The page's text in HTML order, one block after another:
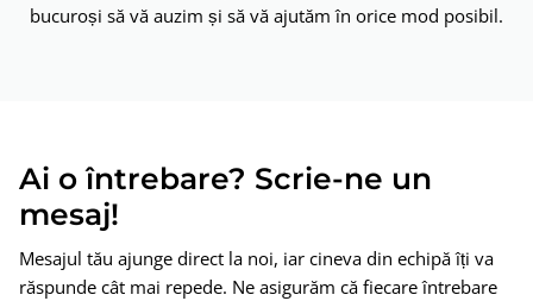
bucuroși să vă auzim și să vă ajutăm în orice mod posibil.
Ai o întrebare? Scrie-ne un
mesaj!
Mesajul tău ajunge direct la noi, iar cineva din echipă îți va
răspunde cât mai repede. Ne asigurăm că fiecare întrebare